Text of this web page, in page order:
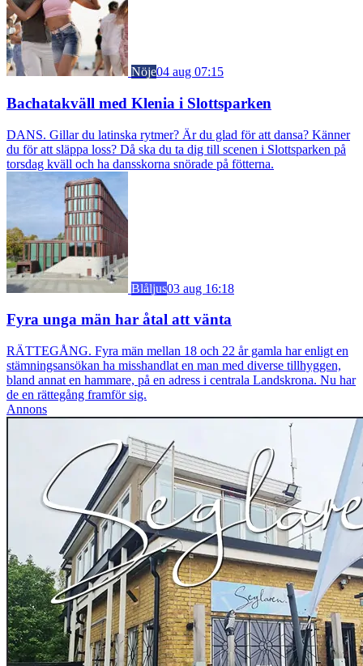
Nöje04 aug 07:15
Bachatakväll med Klenia i Slottsparken
DANS. Gillar du latinska rytmer? Är du glad för att dansa? Känner
du för att släppa loss? Då ska du ta dig till scenen i Slottsparken på
torsdag kväll och ha dansskorna snörade på fötterna.
Blåljus03 aug 16:18
Fyra unga män har åtal att vänta
RÄTTEGÅNG. Fyra män mellan 18 och 22 år gamla har enligt en
stämningsansökan ha misshandlat en man med diverse tillhyggen,
bland annat en hammare, på en adress i centrala Landskrona. Nu har
de en rättegång framför sig.
Annons